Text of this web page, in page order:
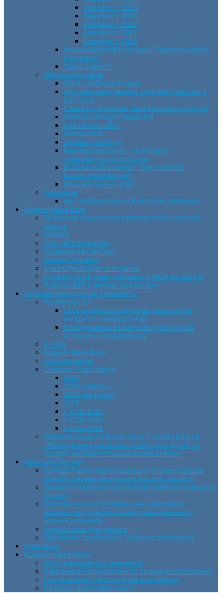
Єврофест-2024
Єврофест-2023
Єврофест-2022
Єврофест-2021
Єврофест-2020
Інклюзивний фестиваль “Натхнення без
кордонів”
Марш єдності
Обласного рівня
Знай і люби свій край
Здорове харчування – відповідальність
кожного
Славетні Українці. Іван Карпенко-Карий
Молодь обирає здоров’я
Мистецькі обрії
Humor Fest
За нашу свободу
Кіровоградщина – територія
толерантного простору
ІII обласний конкурс “Буктрейлер.
Книжковий форум”
Інтелектуальні ігри
Локальні
Арт-лабораторія «Життєвих завдань»
Нормативна база
Довідник директора закладу позашкільної
освіти
Накази
Листи/Положення
Охорона дитинства
Закони України
Укази Президента України
Стратегічний план діяльності МОН до 2027 р.
Робота ЗПО в умовах карантину
Науково-методична діяльність
Конференції
І Всеукраїнська науково-практична
інтернет-конференція
ІІ Всеукраїнська науково-практична
інтернет-конференція
Угоди
Нормативна база
Наші видання
Семінар-практикум
2023
2024 травень
2024 листопад
2025
1 етап 2026
2 етап 2026
3 етап 2026
Науково-практична інтернет-конференція
«Формування ціннісних орієнтирів дітей та
молоді засобами позашкільної освіти»
Протидія булінгу
Кодекс безпечного освітнього середовища.
Антибулінгова політика в нашому закладі
Порядок подання та розгляду заяв про випадки
булінгу
Положення про запобігання і протидію
насильству та жорстокому поводженню з
дітьми у закладі
Нормативні документи
Про булінг на сторінці “Кабінет психолога”
Атестація
Корисні матеріали
Події державного значення
Інформаційна грамотність та цифрова безпека
Національно-патріотичне виховання
Безпека життєдіяльності